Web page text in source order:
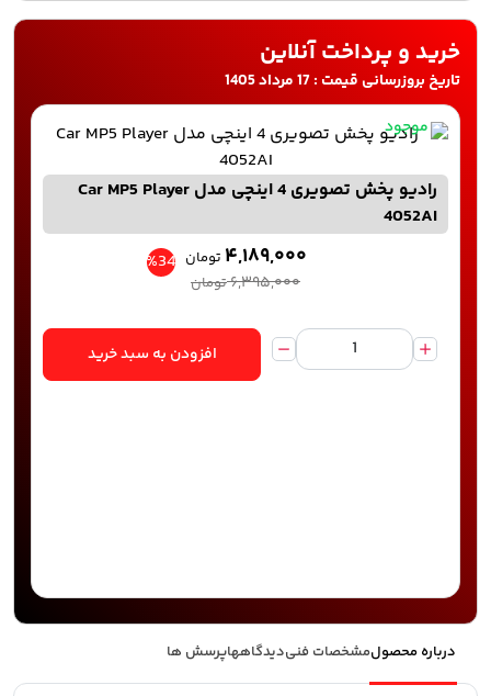
خرید و پرداخت آنلاین
تاریخ بروزرسانی قیمت : 17 مرداد 1405
موجود
رادیو پخش تصویری 4 اینچی مدل Car MP5 Player
4052AI
۴,۱۸۹,۰۰۰ تومان
۶,۳۹۵,۰۰۰تومان
%34
افزودن به سبد خرید
درباره محصولمشخصات فنیدیدگاههاپرسش ها